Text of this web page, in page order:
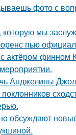
фото с
мы
пью
актёром финном
Анджелины
обсуждают